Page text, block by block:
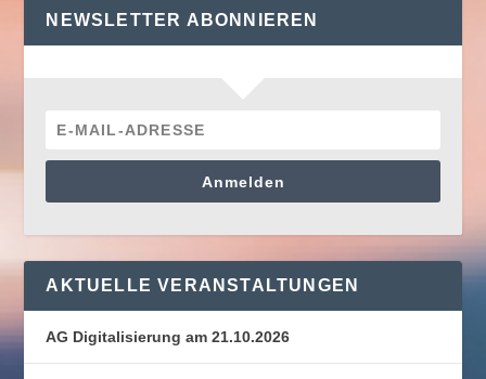
NEWSLETTER ABONNIEREN
Anmelden
AKTUELLE VERANSTALTUNGEN
AG Digitalisierung am 21.10.2026